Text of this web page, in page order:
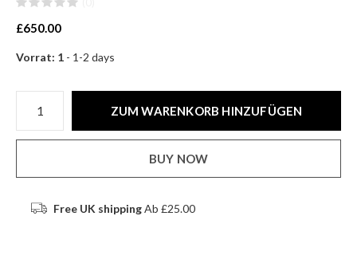
£650.00
Vorrat: 1 - 1-2 days
ZUM WARENKORB HINZUFÜGEN
BUY NOW
Free UK shippingAb £25.00